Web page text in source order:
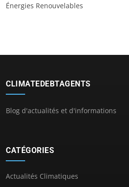
Énergies Renouvelables
CLIMATEDEBTAGENTS
Blog d'actualités et d'informations
CATÉGORIES
Actualités Climatiques